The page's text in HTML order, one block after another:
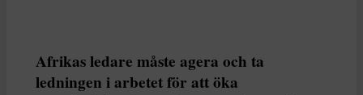
Afrikas ledare måste agera och ta
ledningen i arbetet för att öka